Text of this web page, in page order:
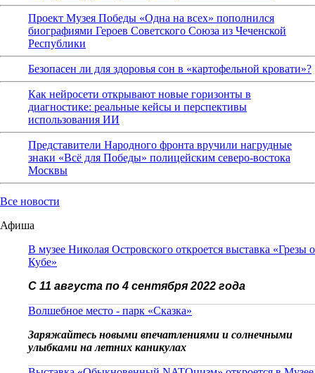
Проект Музея Победы «Одна на всех» пополнился
биографиями Героев Советского Союза из Чеченской
Республики
Безопасен ли для здоровья сон в «картофельной кровати»?
Как нейросети открывают новые горизонты в
диагностике: реальные кейсы и перспективы
использования ИИ
Представители Народного фронта вручили нагрудные
знаки «Всё для Победы» полицейским северо-востока
Москвы
Все новости
Афиша
В музее Николая Островского откроется выставка «Грезы о
Кубе»
С 11 августа по 4 сентября 2022 года
Волшебное место - парк «Сказка»
Заряжайтесь новыми впечатлениями и солнечными
улыбками на летних каникулах